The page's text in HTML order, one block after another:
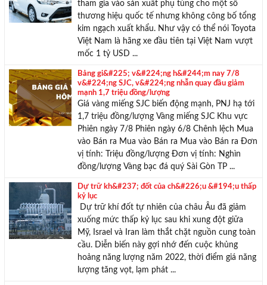
tham gia vào sản xuất phụ tùng cho một số
thương hiệu quốc tế nhưng không công bố tổng
kim ngạch xuất khẩu. Như vậy có thể nói Toyota
Việt Nam là hãng xe đầu tiên tại Việt Nam vượt
mốc 1 tỷ USD ...
Bảng gi&#225; v&#224;ng h&#244;m nay 7/8
v&#224;ng SJC, v&#224;ng nhẫn quay đầu giảm
mạnh 1,7 triệu đồng/lượng
Giá vàng miếng SJC biến động mạnh, PNJ hạ tới
1,7 triệu đồng/lượng Vàng miếng SJC Khu vực
Phiên ngày 7/8 Phiên ngày 6/8 Chênh lệch Mua
vào Bán ra Mua vào Bán ra Mua vào Bán ra Đơn
vị tính: Triệu đồng/lượng Đơn vị tính: Nghìn
đồng/lượng Vàng bạc đá quý Sài Gòn TP ...
Dự trữ kh&#237; đốt của ch&#226;u &#194;u thấp
kỷ lục
Dự trữ khí đốt tự nhiên của châu Âu đã giảm
xuống mức thấp kỷ lục sau khi xung đột giữa
Mỹ, Israel và Iran làm thắt chặt nguồn cung toàn
cầu. Diễn biến này gợi nhớ đến cuộc khủng
hoảng năng lượng năm 2022, thời điểm giá năng
lượng tăng vọt, lạm phát ...